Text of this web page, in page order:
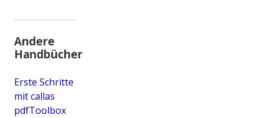
Andere
Handbücher
Erste Schritte
mit callas
pdfToolbox